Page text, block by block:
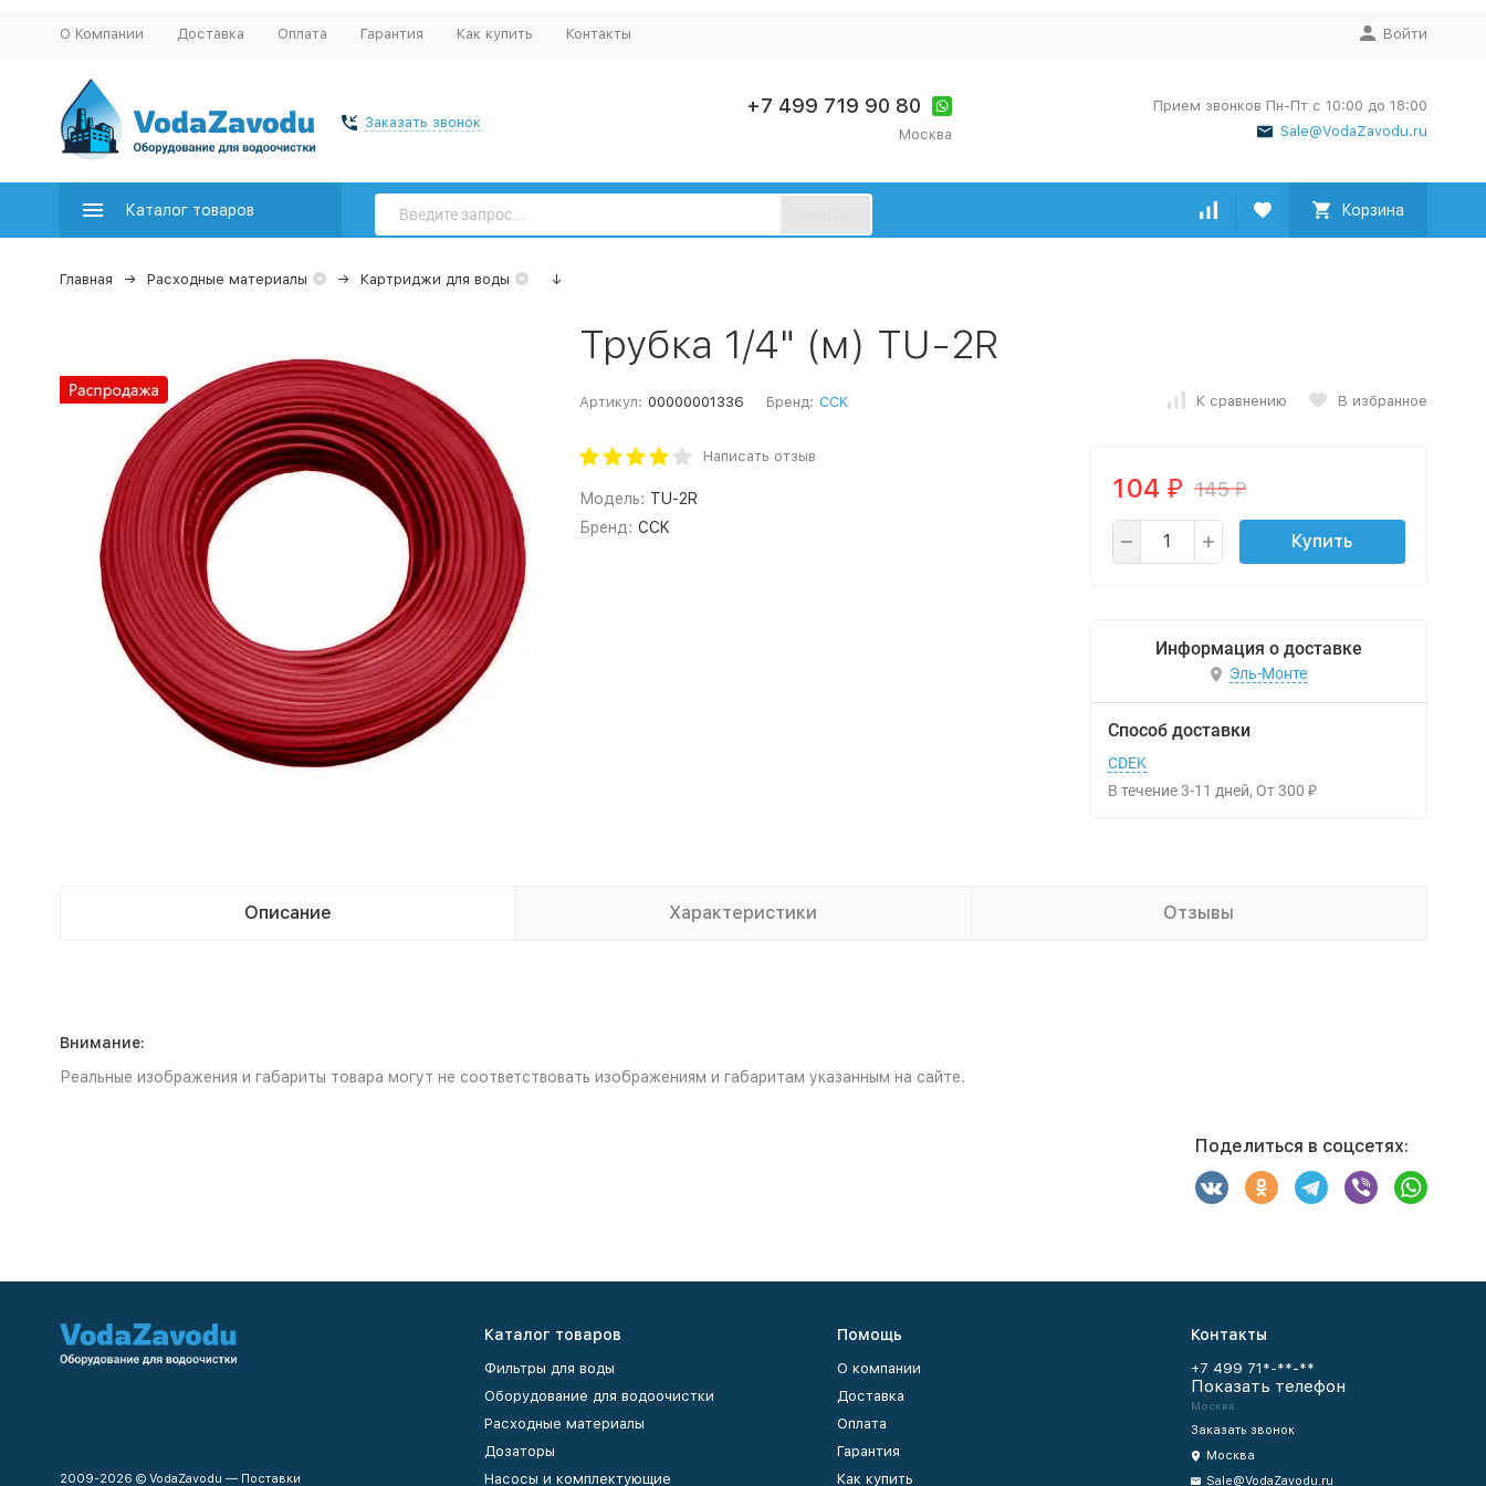
О Компании Доставка Оплата Гарантия Как купить Контакты Войти
Заказать звонок
+7 499 719 90 80
Москва
Прием звонков Пн-Пт с 10:00 до 18:00
Sale@VodaZavodu.ru
Каталог товаров Корзина
Главная Расходные материалы Картриджи для воды ↓
Трубка 1/4" (м) TU-2R
Артикул: 00000001336 Бренд: CCK К сравнению В избранное
Написать отзыв
Модель: TU-2R
Бренд: CCK
104 ₽ 145₽
Купить
Информация о доставке
Эль-Монте
Способ доставки
CDEK
В течение 3-11 дней От 300 ₽
Описание Характеристики Отзывы
Внимание:
Реальные изображения и габариты товара могут не соответствовать изображениям и габаритам указанным на сайте.
Поделиться в соцсетях:
2009-2026 © VodaZavodu — Поставки
Каталог товаров
Фильтры для воды
Оборудование для водоочистки
Расходные материалы
Дозаторы
Насосы и комплектующие
Помощь
О компании
Доставка
Оплата
Гарантия
Как купить
Контакты
+7 499 71*-**-**
Показать телефон
Москва
Заказать звонок
Москва
Sale@VodaZavodu.ru